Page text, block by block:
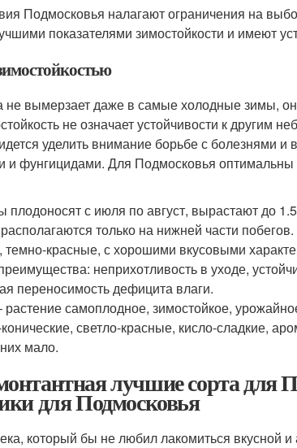
Подмосковья налагают ограничения на
показателями зимостойкости и имеют
не вымерзает даже в самые холодные зимы,
не означает устойчивости к другим
уделить внимание борьбе с болезнями
и фунгицидами. Для Подмосковья
плодоносят с июля по август, вырастают до
только на нижней части
красные, с хорошими вкусовыми
неприхотливость в уходе,
переносимость дефицита влаги.
растение самоплодное, зимостойкое,
светло-красные, кисло-сладкие,
мало.
лучшие сорта для
для Подмосковья
который бы не любил лакомиться вкусной